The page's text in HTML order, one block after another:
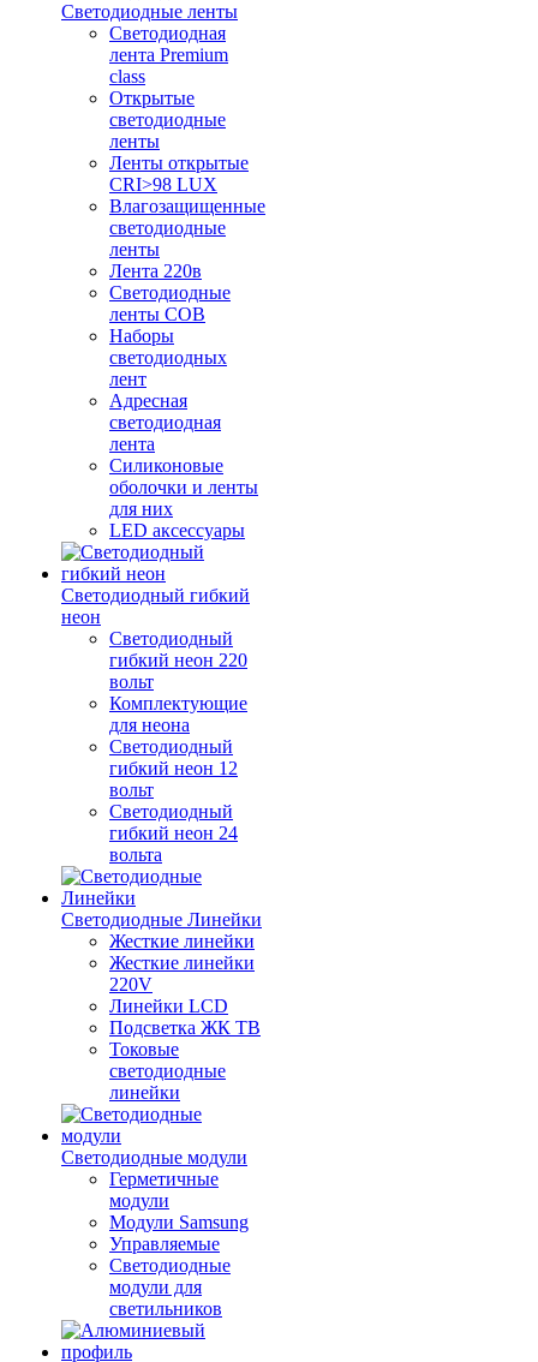
Светодиодные ленты
Светодиодная
лента Premium
class
Открытые
светодиодные
ленты
Ленты открытые
CRI>98 LUX
Влагозащищенные
светодиодные
ленты
Лента 220в
Светодиодные
ленты COB
Наборы
светодиодных
лент
Адресная
светодиодная
лента
Силиконовые
оболочки и ленты
для них
LED аксессуары
Светодиодный гибкий
неон
Светодиодный
гибкий неон 220
вольт
Комплектующие
для неона
Светодиодный
гибкий неон 12
вольт
Светодиодный
гибкий неон 24
вольта
Светодиодные Линейки
Жесткие линейки
Жесткие линейки
220V
Линейки LCD
Подсветка ЖК ТВ
Токовые
светодиодные
линейки
Светодиодные модули
Герметичные
модули
Модули Samsung
Управляемые
Светодиодные
модули для
светильников